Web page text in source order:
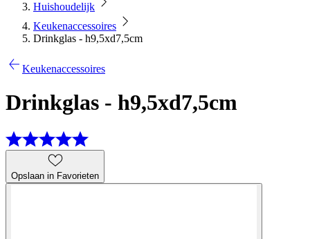
Huishoudelijk
Keukenaccessoires
Drinkglas - h9,5xd7,5cm
Keukenaccessoires
Drinkglas - h9,5xd7,5cm
Opslaan in Favorieten